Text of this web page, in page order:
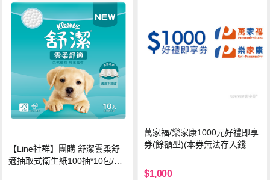
【Line社群】團購 舒潔雲柔舒
適抽取式衛生紙100抽*10包/6
萬家福/樂家康1000元好禮即享
券(餘額型)(本券無法存入錢包
$1,000